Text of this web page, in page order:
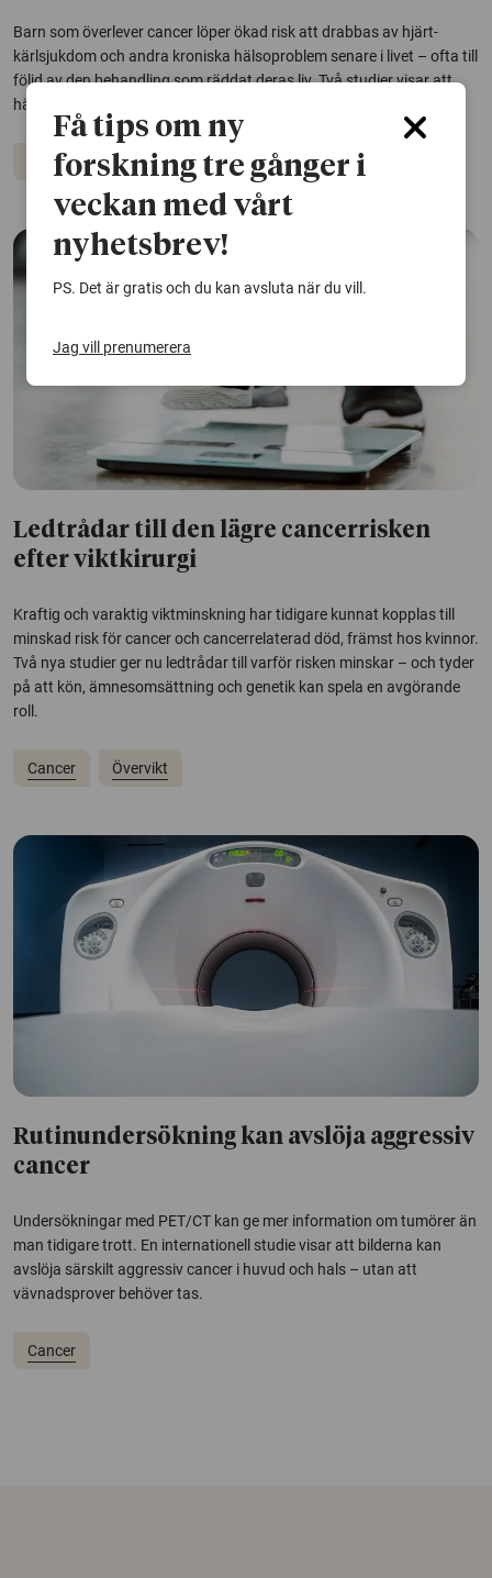
Barn som överlever cancer löper ökad risk att drabbas av hjärt-
kärlsjukdom och andra kroniska hälsoproblem senare i livet – ofta till
följd av den behandling som räddat deras liv. Två studier visar att
hälsosamma levnadsvanor kan minska den här risken.
Cancer Hjärt-kärlsjukdomar
Ledtrådar till den lägre cancerrisken
efter viktkirurgi
Kraftig och varaktig viktminskning har tidigare kunnat kopplas till
minskad risk för cancer och cancerrelaterad död, främst hos kvinnor.
Två nya studier ger nu ledtrådar till varför risken minskar – och tyder
på att kön, ämnesomsättning och genetik kan spela en avgörande
roll.
Cancer Övervikt
Rutinundersökning kan avslöja aggressiv
cancer
Undersökningar med PET/CT kan ge mer information om tumörer än
man tidigare trott. En internationell studie visar att bilderna kan
avslöja särskilt aggressiv cancer i huvud och hals – utan att
vävnadsprover behöver tas.
Cancer
Få tips om ny
forskning tre gånger i
veckan med vårt
nyhetsbrev!
PS. Det är gratis och du kan avsluta när du vill.
Jag vill prenumerera